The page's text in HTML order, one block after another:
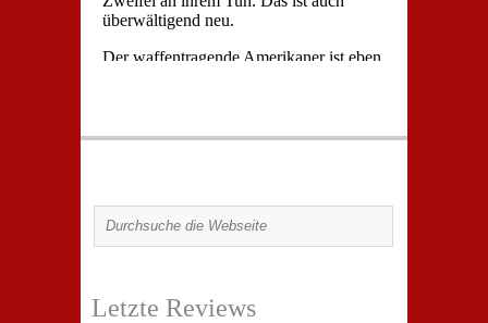
Letzte Reviews